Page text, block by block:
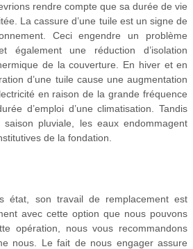
rendre compte que sa durée de vie
La cassure d’une tuile est un signe de
Ceci engendre un problème
également une réduction d’isolation
de la couverture. En hiver et en
d’une tuile cause une augmentation
en raison de la grande fréquence
d’emploi d’une climatisation. Tandis
pluviale, les eaux endommagent
de la fondation.
état, son travail de remplacement est
avec cette option que nous pouvons
opération, nous vous recommandons
nous. Le fait de nous engager assure